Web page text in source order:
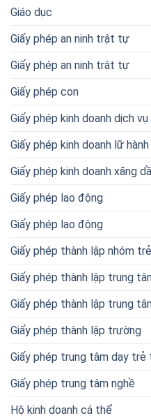
Giáo dục
Giấy phép an ninh trật tự
Giấy phép an ninh trật tự
Giấy phép con
Giấy phép kinh doanh dịch
Giấy phép kinh doanh lữ
Giấy phép kinh doanh xăng
Giấy phép lao động
Giấy phép lao động
Giấy phép thành lập nhóm trẻ
Giấy phép thành lập trung
Giấy phép thành lập trung
Giấy phép thành lập trường
Giấy phép trung tâm dạy trẻ
Giấy phép trung tâm nghề
Hộ kinh doanh cá thể